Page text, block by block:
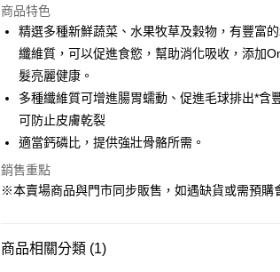
LINE Pay
Apple Pay
街口支付
Google Pay
運送方式
每筆NT$80，滿NT$1,000(含以上)免運費
商品特色
精選多種新鮮蔬菜、水果牧草及穀物，有豐富
纖維質，可以促進食慾，幫助消化吸收，添加
髮亮麗健康。
多種纖維質可增進腸胃蠕動、促進毛球排出*含
可防止皮膚乾裂
適當鈣磷比，提供強壯骨骼所需。
銷售重點
※本賣場商品與門市同步販售，如遇缺貨或需預購
商品相關分類 (1)